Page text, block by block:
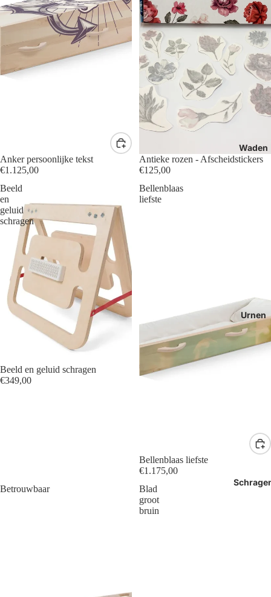
Waden
Urnen
Anker persoonlijke tekst
€1.125,00
Antieke rozen - Afscheidstickers
€125,00
Beeld
en
geluid
schragen
Beeld en geluid schragen
€349,00
Bellenblaas
liefste
Bellenblaas liefste
€1.175,00
Betrouwbaar
Blad
groot
bruin